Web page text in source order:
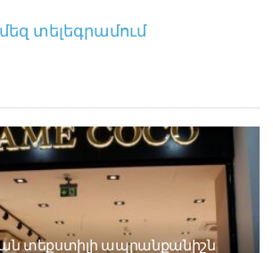
տելեգրամում
տեքստիլի ապրանքանիշն